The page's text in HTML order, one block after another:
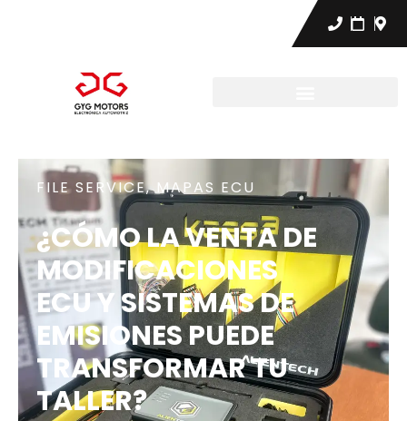
FILE SERVICE,MAPAS ECU
¿CÓMO LA VENTA DE
MODIFICACIONES
ECU Y SISTEMAS DE
EMISIONES PUEDE
TRANSFORMAR TU
TALLER?